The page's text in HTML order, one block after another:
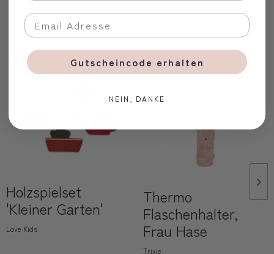
Oft zusammen gekauft
Holzspielset
'Kleiner Garten'
Love Kids
Thermo
Flaschenhalter,
Frau Hase
Trixie
Gutscheincode erhalten
NEIN, DANKE